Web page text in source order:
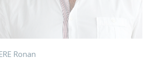
Ronan